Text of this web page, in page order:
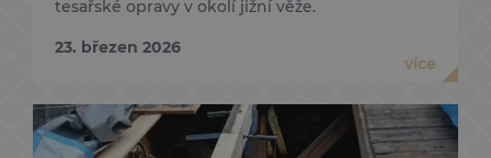
tesařské opravy v okolí jižní věže.
23. březen 2026
více